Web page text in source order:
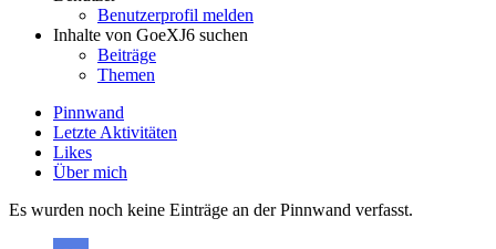
Benutzerprofil melden
Inhalte von GoeXJ6 suchen
Beiträge
Themen
Pinnwand
Letzte Aktivitäten
Likes
Über mich
Es wurden noch keine Einträge an der Pinnwand verfasst.